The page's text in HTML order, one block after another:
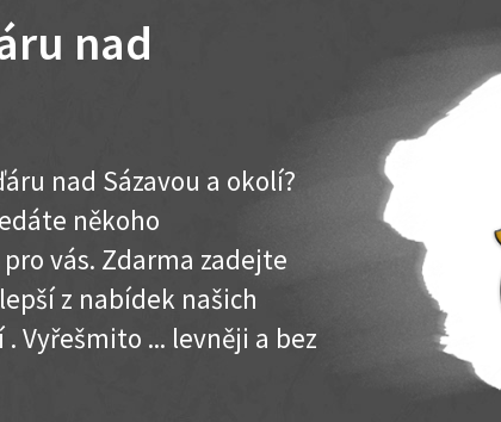
nad
nad Sázavou a okolí?
někoho
vás. Zdarma zadejte
z nabídek našich
Vyřešmito ... levněji a bez